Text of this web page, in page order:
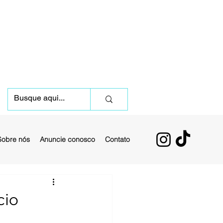
nós Anuncie conosco Contato